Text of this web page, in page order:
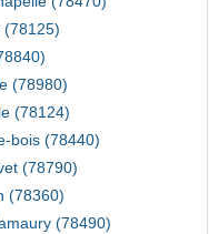
(78125)
(78980)
(78124)
bois (78440)
(78790)
(78360)
(78490)